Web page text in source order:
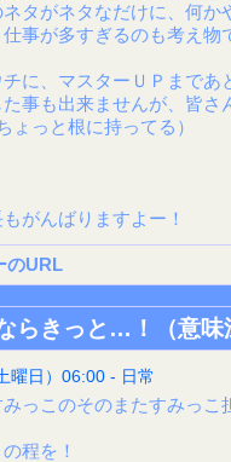
タがネタなだけに、何
事が多すぎるのも考え物
に、マスターＵＰまであ
事も出来ませんが、皆さ
ょっと根に持ってる）
がんばりますよー！
のURL
らきっと…！（意味
曜日）06:00 - 日常
っこのそのまたすみっこ
程を！